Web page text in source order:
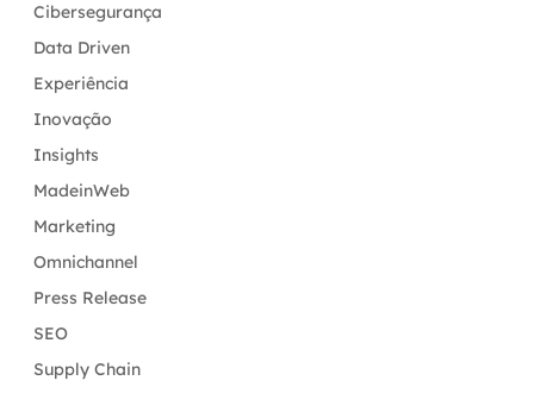
Cibersegurança
Data Driven
Experiência
Inovação
Insights
MadeinWeb
Marketing
Omnichannel
Press Release
SEO
Supply Chain